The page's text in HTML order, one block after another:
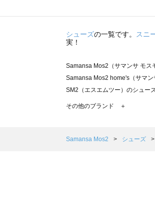
シューズの一覧です。 スニ
実！
Samansa Mos2（サマンサ モス
Samansa Mos2 home's（サマ
SM2（エスエムツー）のシュー
TSUHARU by Samansa Mos2
Samansa Mos2 Lagom（サマン
その他のブランド ＋
Samansa Mos2 シューズ